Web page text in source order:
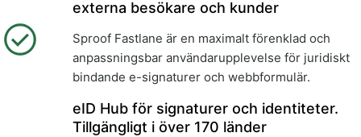
externa besökare och kunder
Sproof Fastlane är en maximalt förenklad och
anpassningsbar användarupplevelse för juridiskt
bindande e-signaturer och webbformulär.
eID Hub för signaturer och identiteter.
Tillgängligt i över 170 länder